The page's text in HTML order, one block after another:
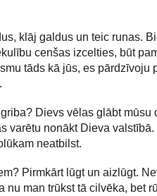
klāj galdus un teic runas.
cenšas izcelties, būt
tāds kā jūs, es pārdzīvoju
Dievs vēlas glābt mūsu
varētu nonākt Dieva
neatbilst.
Pirmkārt lūgt un aizlūgt.
nu man trūkst tā cilvēka, bet